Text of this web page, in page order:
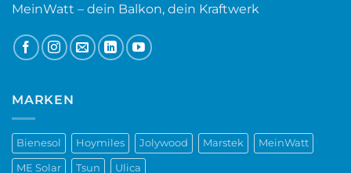
MeinWatt – dein Balkon, dein Kraftwerk
MARKEN
Bienesol Hoymiles Jolywood Marstek MeinWatt
ME Solar Tsun Ulica